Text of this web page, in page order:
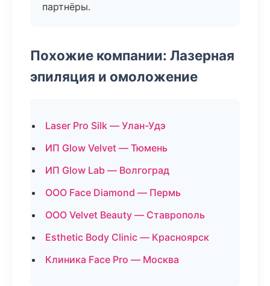
партнёры.
Похожие компании: Лазерная
эпиляция и омоложение
Laser Pro Silk — Улан-Удэ
ИП Glow Velvet — Тюмень
ИП Glow Lab — Волгоград
ООО Face Diamond — Пермь
ООО Velvet Beauty — Ставрополь
Esthetic Body Clinic — Красноярск
Клиника Face Pro — Москва